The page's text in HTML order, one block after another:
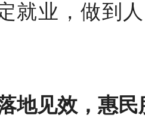
就业，做到
地见效，惠民